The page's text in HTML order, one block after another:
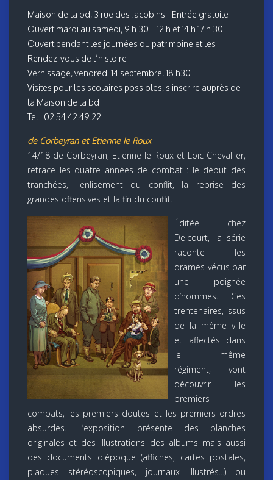
Maison de la bd, 3 rue des Jacobins - Entrée gratuite
Ouvert mardi au samedi, 9 h 30 – 12 h et 14 h 17 h 30
Ouvert pendant les journées du patrimoine et les
Rendez-vous de l’histoire
Vernissage, vendredi 14 septembre, 18 h30
Visites pour les scolaires possibles, s'inscrire auprès de
la Maison de la bd
Tel : 02.54.42.49.22
de Corbeyran et Etienne le Roux
14/18 de Corbeyran, Etienne le Roux et Loïc Chevallier,
retrace les quatre années de combat : le début des
tranchées, l'enlisement du conflit, la reprise des
grandes offensives et la fin du conflit.
Éditée chez
Delcourt, la série
raconte les
drames vécus par
une poignée
d’hommes. Ces
trentenaires, issus
de la même ville
et affectés dans
le même
régiment, vont
découvrir les
premiers
combats, les premiers doutes et les premiers ordres
absurdes. L’exposition présente des planches
originales et des illustrations des albums mais aussi
des documents d'époque (affiches, cartes postales,
plaques stéréoscopiques, journaux illustrés...) ou